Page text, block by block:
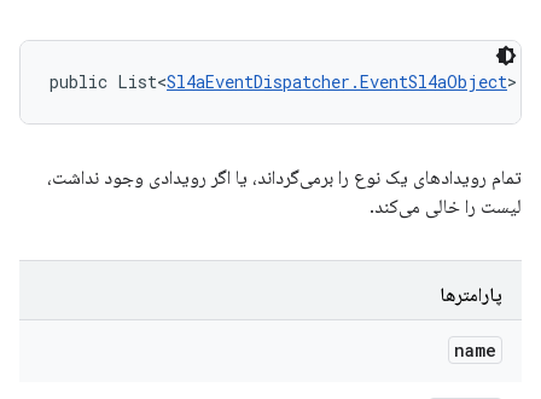
public List<Sl4aEventDispatcher.EventSl4aObject>
تمام رویدادهای یک نوع را برمی‌گرداند، یا اگر رویدادی وجود نداشت،
لیست را خالی می‌کند.
پارامترها
name